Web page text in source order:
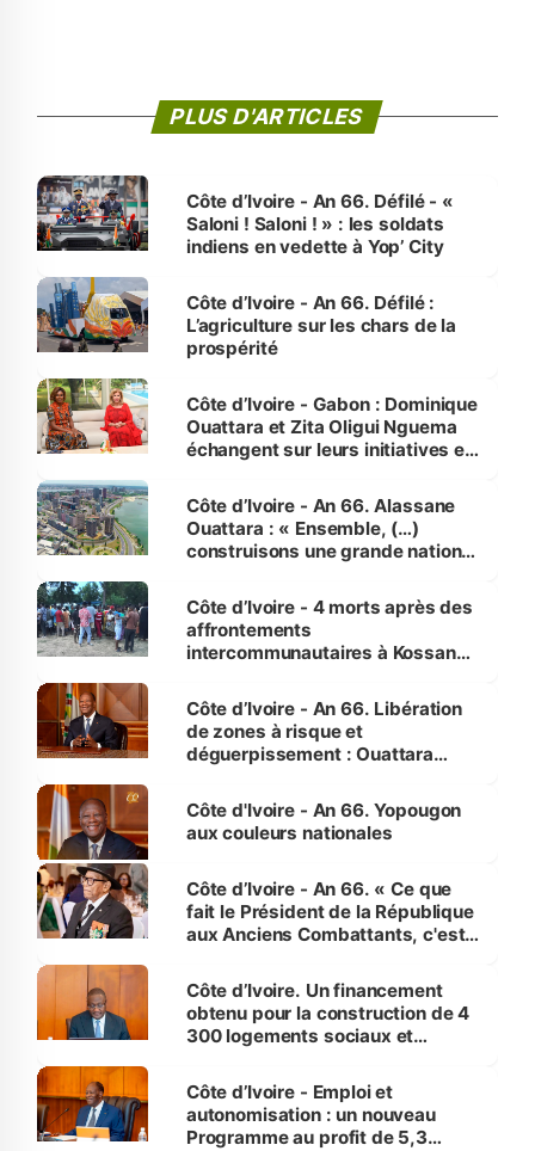
PLUS D'ARTICLES
Côte d’Ivoire - An 66. Défilé - «
Saloni ! Saloni ! » : les soldats
indiens en vedette à Yop’ City
Côte d’Ivoire - An 66. Défilé :
L’agriculture sur les chars de la
prospérité
Côte d’Ivoire - Gabon : Dominique
Ouattara et Zita Oligui Nguema
échangent sur leurs initiatives en
enfants
Côte d’Ivoire - An 66. Alassane
Ouattara : « Ensemble, (…)
construisons une grande nation
générations futures »
Côte d’Ivoire - 4 morts après des
affrontements
intercommunautaires à Kossandji
milieu des sinistrés
Côte d’Ivoire - An 66. Libération
de zones à risque et
déguerpissement : Ouattara
l'Etat de droit pour préserver les
vies humaines »
Côte d'Ivoire - An 66. Yopougon
aux couleurs nationales
Côte d’Ivoire - An 66. « Ce que
fait le Président de la République
aux Anciens Combattants, c'est
Côte d’Ivoire. Un financement
obtenu pour la construction de 4
300 logements sociaux et
et Yamoussoukro
Côte d’Ivoire - Emploi et
autonomisation : un nouveau
Programme au profit de 5,3